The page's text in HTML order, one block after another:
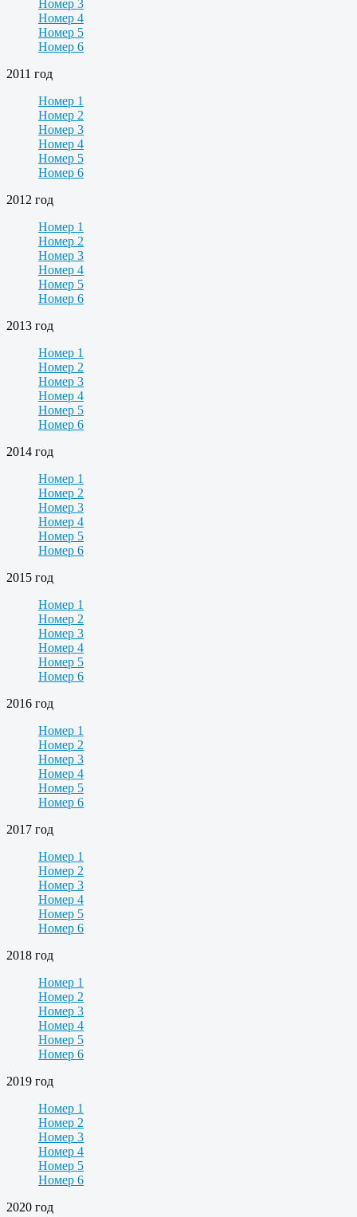
Номер 3
Номер 4
Номер 5
Номер 6
2011 год
Номер 1
Номер 2
Номер 3
Номер 4
Номер 5
Номер 6
2012 год
Номер 1
Номер 2
Номер 3
Номер 4
Номер 5
Номер 6
2013 год
Номер 1
Номер 2
Номер 3
Номер 4
Номер 5
Номер 6
2014 год
Номер 1
Номер 2
Номер 3
Номер 4
Номер 5
Номер 6
2015 год
Номер 1
Номер 2
Номер 3
Номер 4
Номер 5
Номер 6
2016 год
Номер 1
Номер 2
Номер 3
Номер 4
Номер 5
Номер 6
2017 год
Номер 1
Номер 2
Номер 3
Номер 4
Номер 5
Номер 6
2018 год
Номер 1
Номер 2
Номер 3
Номер 4
Номер 5
Номер 6
2019 год
Номер 1
Номер 2
Номер 3
Номер 4
Номер 5
Номер 6
2020 год